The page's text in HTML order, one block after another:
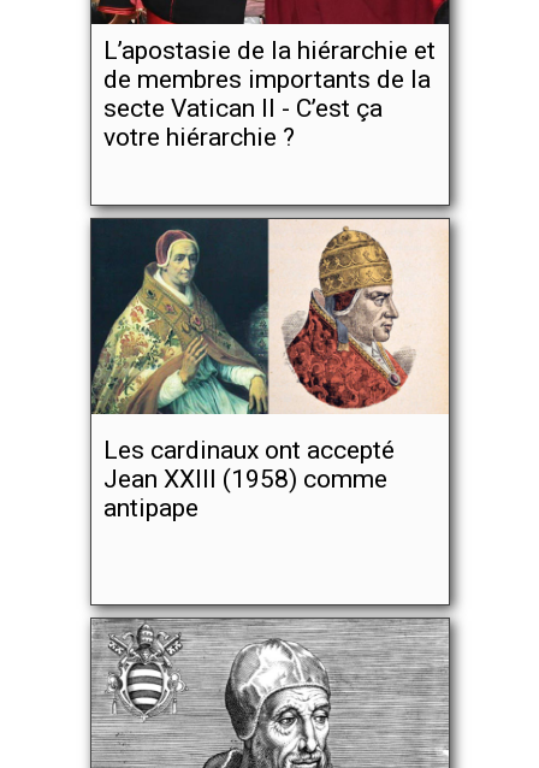
L’apostasie de la hiérarchie et
de membres importants de la
secte Vatican II - C’est ça
votre hiérarchie ?
Les cardinaux ont accepté
Jean XXIII (1958) comme
antipape